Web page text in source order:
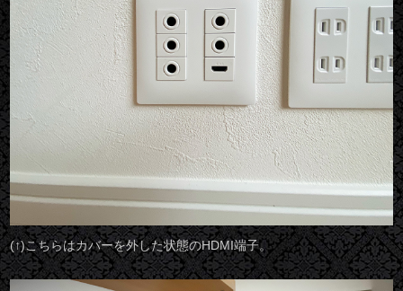
(↑)こちらはカバーを外した状態のHDMI端子。